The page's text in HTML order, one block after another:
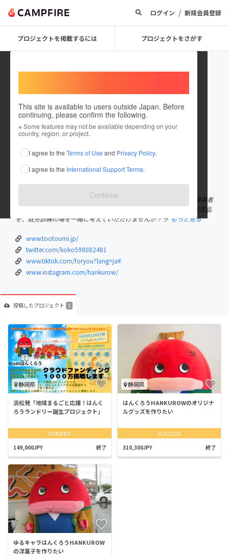
ログイン / 新規会員登録
プロジェクトを掲載するには プロジェクトをさがす
This site is available to users outside Japan. Before
continuing, please confirm the following.
※ Some features may not be available depending on your
country, region, or project.
I agree to the Terms of Use and Privacy Policy.
I agree to the International Support Terms.
Continue
toutoumi129
これまでに3件のプロジェクトを投稿しています
在住国：日本 現在地：静岡県
出身国：日本 出身地：静岡県
一社）とおとうみ公式キャラはんくろうです 浜松市を盛り上げる障害者
就労訓練施設と娯楽施設遊戯場との連携を進めたい、端玉景品に授産品
を、就労訓練の場を一緒に考えていただけませんか？ラ もっと見る
www.tootoumi.jp/
twitter.com/koko598082481
www.tiktok.com/foryou?lang=ja#
www.instagram.com/hankurow/
投稿したプロジェクト 3
静岡県
浜松発「地域まるごと応援！はんく
ろうランドリー誕生プロジェクト」
FUNDED
149,000JPY 終了
静岡県
はんくろうHANKUROWのオリジナ
ルグッズを作りたい
SUCCESS
310,300JPY 終了
ゆるキャラはんくろうHANKUROW
の洋菓子を作りたい